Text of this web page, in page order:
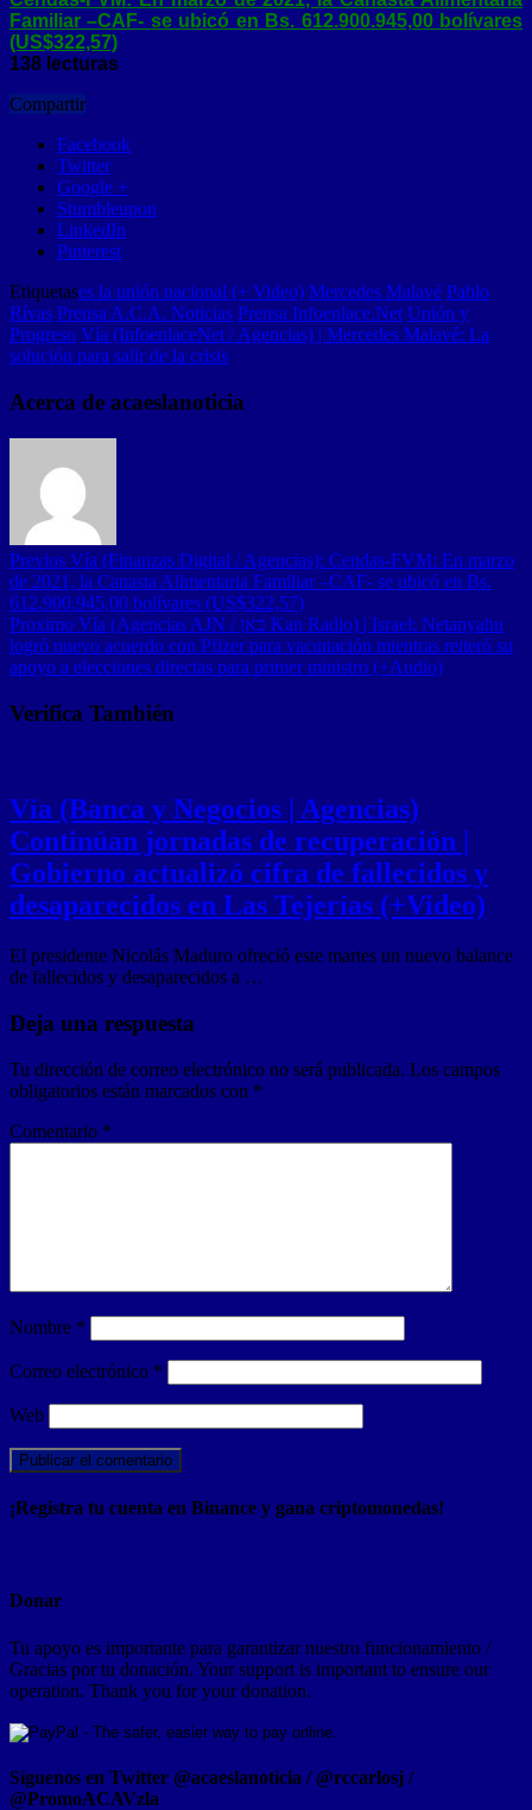
Familiar –CAF- se ubicó en Bs. 612.900.945,00 bolívares
(US$322,57)
138 lecturas
Compartir
Facebook
Twitter
Google +
Stumbleupon
LinkedIn
Pinterest
Etiquetases la unión nacional (+ Video) Mercedes Malavé Pablo
Rívas Prensa A.C.A. Noticias Prensa Infoenlace.Net Unión y
Progreso Vía (InfoenlaceNet / Agencias) | Mercedes Malavé: La
solución para salir de la crisis
Acerca de acaeslanoticia
Previos Vía (Finanzas Digital / Agencias): Cendas-FVM: En marzo
de 2021, la Canasta Alimentaria Familiar –CAF- se ubicó en Bs.
612.900.945,00 bolívares (US$322,57)
Proximo Vía (Agencias AJN / כאן Kan Radio) | Israel: Netanyahu
logró nuevo acuerdo con Pfizer para vacunación mientras reiteró su
apoyo a elecciones directas para primer ministro (+Audio)
Verifica También
Vía (Banca y Negocios | Agencias)
Continúan jornadas de recuperación |
Gobierno actualizó cifra de fallecidos y
desaparecidos en Las Tejerías (+Video)
El presidente Nicolás Maduro ofreció este martes un nuevo balance
de fallecidos y desaparecidos a …
Deja una respuesta
Tu dirección de correo electrónico no será publicada. Los campos
obligatorios están marcados con *
Comentario *
Nombre *
Correo electrónico *
Web
¡Registra tu cuenta en Binance y gana criptomonedas!
Donar
Tu apoyo es importante para garantizar nuestro funcionamiento /
Gracias por tu donación. Your support is important to ensure our
operation. Thank you for your donation.
Síguenos en Twitter @acaeslanoticia / @rccarlosj /
@PromoACAVzla